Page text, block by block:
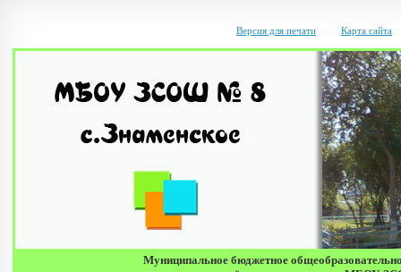
Версия для печати Карта сайта
Муниципальное бюджетное